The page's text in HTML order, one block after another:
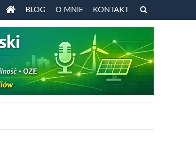
Przejdź
do
treści
BLOG O MNIE KONTAKT